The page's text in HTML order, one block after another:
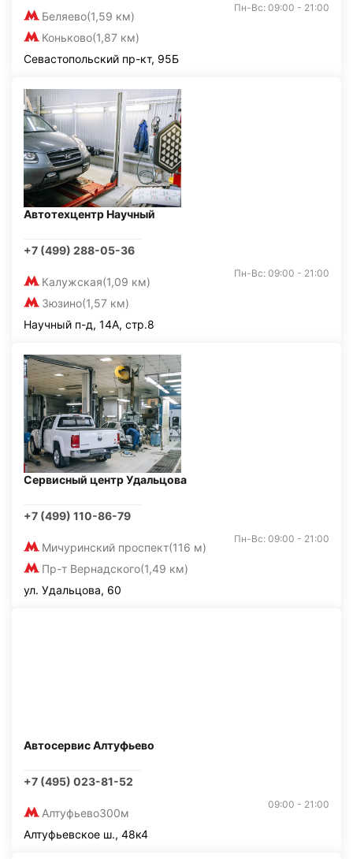
Беляево(1,59 км)
Коньково(1,87 км)
Пн-Вс: 09:00 - 21:00
Севастопольский пр-кт, 95Б
Автотехцентр Научный
+7 (499) 288-05-36
Калужская(1,09 км)
Зюзино(1,57 км)
Пн-Вс: 09:00 - 21:00
Научный п-д, 14А, стр.8
Сервисный центр Удальцова
+7 (499) 110-86-79
Мичуринский проспект(116 м)
Пр-т Вернадского(1,49 км)
Пн-Вс: 09:00 - 21:00
ул. Удальцова, 60
Автосервис Алтуфьево
+7 (495) 023-81-52
Алтуфьево300м
09:00 - 21:00
Алтуфьевское ш., 48к4